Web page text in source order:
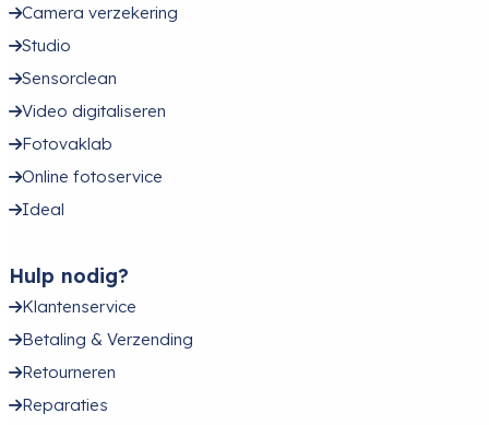
Camera verzekering
Studio
Sensorclean
Video digitaliseren
Fotovaklab
Online fotoservice
Ideal
Hulp nodig?
Klantenservice
Betaling & Verzending
Retourneren
Reparaties